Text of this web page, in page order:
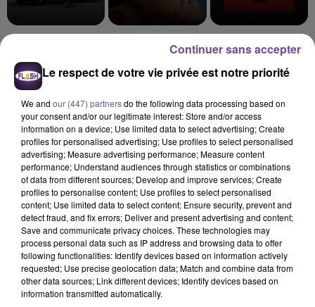
Fever Dream Ensemble
9h22
9h22
MANON LISA
Le Petit Peìcheur
OFENBACH FEAT.
NORMA JEAN MARTINE
Overdrive
ANGÈLE FEAT. JUSTICE
What You Want
Cet élément est masqué compte-tenu du refus du
dépôt de cookies que vous avez exprimé. Si vous
Le respect de votre vie privée est notre priorité
We and our (447) partnersdo the following data processing based on
your consent and/or our legitimate interest: Store and/or access
information on a device; Use limited data to select advertising; Create
profiles for personalised advertising; Use profiles to select personalised
advertising; Measure advertising performance; Measure content
performance; Understand audiences through statistics or combinations
of data from different sources; Develop and improve services; Create
profiles to personalise content; Use profiles to select personalised
content; Use limited data to select content; Ensure security, prevent and
detect fraud, and fix errors; Deliver and present advertising and content;
Save and communicate privacy choices. These technologies may
process personal data such as IP address and browsing data to offer
following functionalities: Identify devices based on information actively
requested; Use precise geolocation data; Match and combine data from
other data sources; Link different devices; Identify devices based on
information transmitted automatically.
Continuer sans accepter